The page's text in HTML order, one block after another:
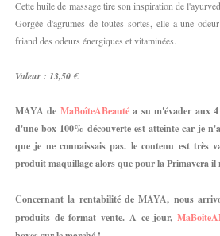
Cette huile de massage tire son inspiration de
Gorgée d'agrumes de toutes sortes, elle a une
friand des odeurs énergiques et vitaminées.
Valeur : 13,50 €
MAYA de MaBoîteABeautéa su m'évader aux 4
d'une box 100% découverte est atteinte car je
que je ne connaissais pas. le contenu est très
produit maquillage alors que pour la Primavera
Concernant la rentabilité de MAYA, nous
produits de format vente. A ce jour,